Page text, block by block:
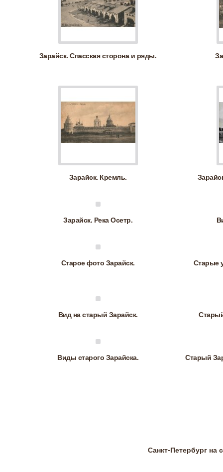
Зарайск. Спасская сторона и ряды.
Зарайск. Кремль.
Зарайск. Река Осетр.
Старое фото Зарайск. Старые
Вид на старый Зарайск.
Виды старого Зарайска. Старый
Санкт-Петербург на